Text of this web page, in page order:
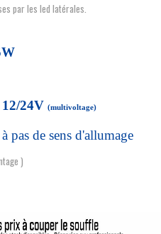
par les led latérales.
24V (multivoltage)
pas de sens d'allumage
)